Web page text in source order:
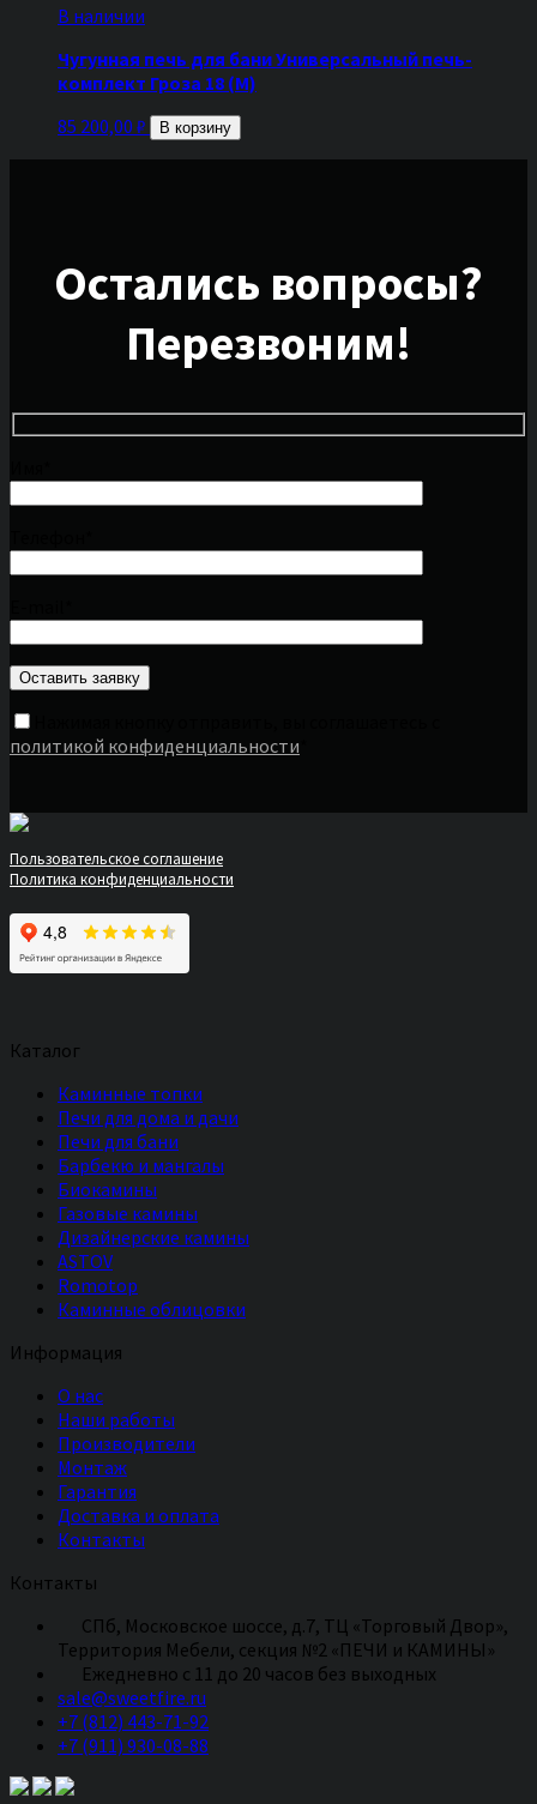
В наличии
Чугунная печь для бани Универсальный печь-
комплект Гроза 18 (М)
85 200,00 ₽ В корзину
Остались вопросы?
Перезвоним!
политикой конфиденциальности
Пользовательское соглашение
Политика конфиденциальности
Каталог
Каминные топки
Печи для дома и дачи
Печи для бани
Барбекю и мангалы
Биокамины
Газовые камины
Дизайнерские камины
ASTOV
Romotop
Каминные облицовки
Информация
О нас
Наши работы
Производители
Монтаж
Гарантия
Доставка и оплата
Контакты
Контакты
СПб, Московское шоссе, д.7, ТЦ «Торговый Двор»,
Территория Мебели, секция №2 «ПЕЧИ и КАМИНЫ»
Eжедневно с 11 до 20 часов без выходных
sale@sweetfire.ru
+7 (812) 443-71-92
+7 (911) 930-08-88